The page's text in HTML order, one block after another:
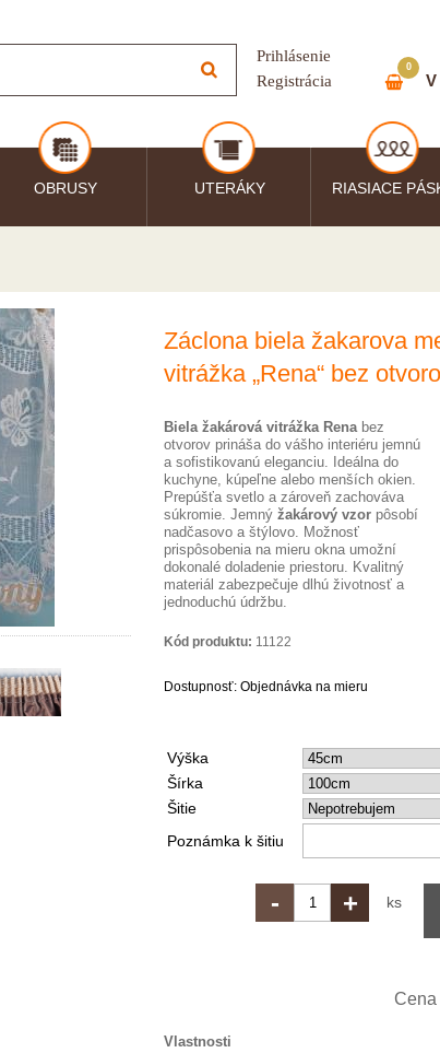
Prihlásenie
Registrácia
0
OBRUSY UTERÁKY RIASIACE
Záclona biela žakarova
vitrážka „Rena“ bez
Biela žakárová vitrážka Renabez
otvorov prináša do vášho interiéru jemnú
a sofistikovanú eleganciu. Ideálna do
kuchyne, kúpeľne alebo menších okien.
Prepúšťa svetlo a zároveň zachováva
súkromie. Jemný žakárový vzor pôsobí
nadčasovo a štýlovo. Možnosť
prispôsobenia na mieru okna umožní
dokonalé doladenie priestoru. Kvalitný
materiál zabezpečuje dlhú životnosť a
jednoduchú údržbu.
Kód produktu: 11122
Dostupnosť: Objednávka na mieru
Výška
Šírka
Šitie
Poznámka k šitiu
- + ks
Cena
Vlastnosti